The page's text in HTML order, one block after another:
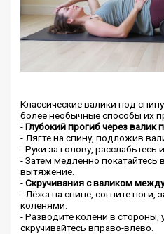
Классические валики под
более необычные способы их
-Глубокий прогиб через
- Лягте на спину, подложив
- Руки за голову,
- Затем медленно покатайтесь
вытяжение.
-Скручивания с валиком
- Лёжа на спине, согните ноги,
коленями.
- Разводите колени в стороны,
скручивайтесь вправо-влево.